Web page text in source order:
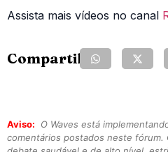
Assista mais vídeos no canal
Compartilhe:
Aviso:
O Waves está
comentários postados neste fórum.